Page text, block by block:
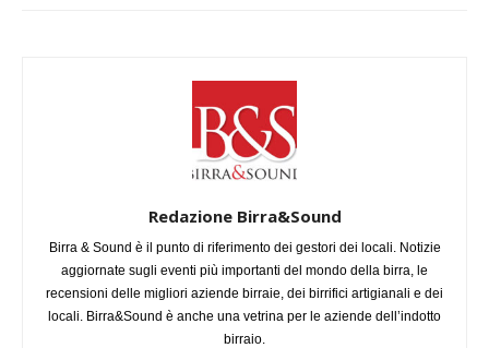
Redazione Birra&Sound
Birra & Sound è il punto di riferimento dei gestori dei locali. Notizie
aggiornate sugli eventi più importanti del mondo della birra, le
recensioni delle migliori aziende birraie, dei birrifici artigianali e dei
locali. Birra&Sound è anche una vetrina per le aziende dell’indotto
birraio.